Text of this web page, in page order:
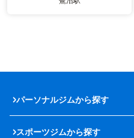
パーソナルジムから探す
スポーツジムから探す